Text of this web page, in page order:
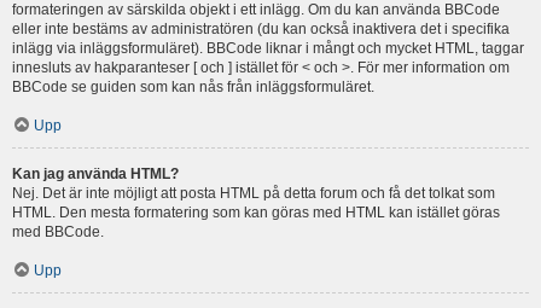
formateringen av särskilda objekt i ett inlägg. Om du kan använda BBCode
eller inte bestäms av administratören (du kan också inaktivera det i specifika
inlägg via inläggsformuläret). BBCode liknar i mångt och mycket HTML, taggar
innesluts av hakparanteser [ och ] istället för < och >. För mer information om
BBCode se guiden som kan nås från inläggsformuläret.
Upp
Kan jag använda HTML?
Nej. Det är inte möjligt att posta HTML på detta forum och få det tolkat som
HTML. Den mesta formatering som kan göras med HTML kan istället göras
med BBCode.
Upp